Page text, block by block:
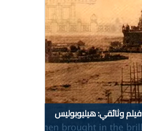
فيلم وثائقي: هيليوبوليس